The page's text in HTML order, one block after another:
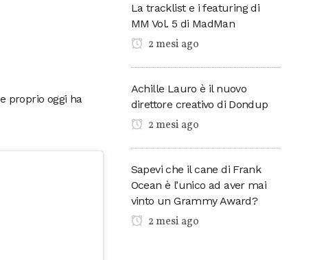
proprio oggi ha
La tracklist e i featuring di
MM Vol. 5 di MadMan
2 mesi ago
Achille Lauro è il nuovo
direttore creativo di Dondup
2 mesi ago
Sapevi che il cane di Frank
Ocean è l’unico ad aver mai
vinto un Grammy Award?
2 mesi ago